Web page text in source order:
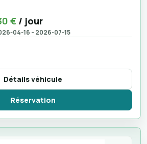
€ / jour
04-16 - 2026-07-15
Détails véhicule
Réservation